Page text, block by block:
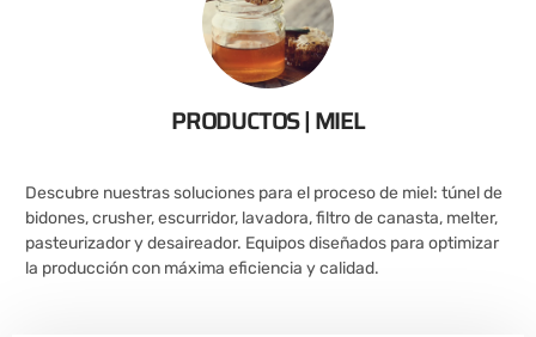
PRODUCTOS | MIEL
Descubre nuestras soluciones para el proceso de miel: túnel de
bidones, crusher, escurridor, lavadora, filtro de canasta, melter,
pasteurizador y desaireador. Equipos diseñados para optimizar
la producción con máxima eficiencia y calidad.